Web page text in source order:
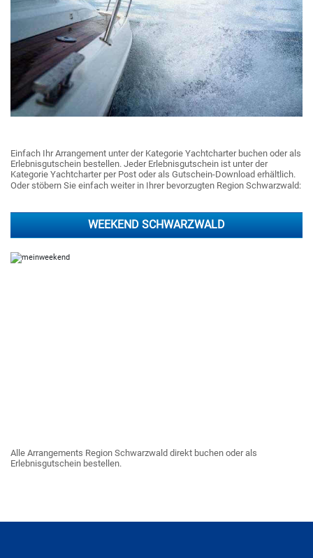
Einfach Ihr Arrangement unter der Kategorie Yachtcharter buchen oder als
Erlebnisgutschein bestellen. Jeder Erlebnisgutschein ist unter der
Kategorie Yachtcharter per Post oder als Gutschein-Download erhältlich.
Oder stöbern Sie einfach weiter in Ihrer bevorzugten Region Schwarzwald:
WEEKEND SCHWARZWALD
Alle Arrangements Region Schwarzwald direkt buchen oder als
Erlebnisgutschein bestellen.